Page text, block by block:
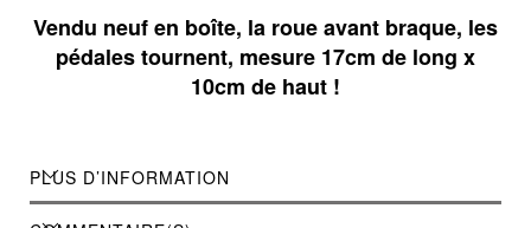
Vendu neuf en boîte, la roue avant braque, les
pédales tournent, mesure 17cm de long x
10cm de haut !
PLUS D’INFORMATION